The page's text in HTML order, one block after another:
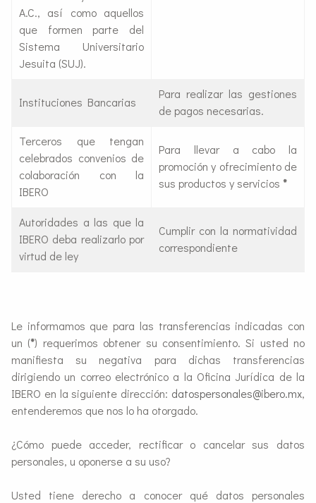
A.C., así como aquellos
que formen parte del
Sistema Universitario
Jesuita (SUJ).
Instituciones Bancarias
Para realizar las gestiones
de pagos necesarias.
Terceros que tengan
celebrados convenios de
colaboración con la
IBERO
Para llevar a cabo la
promoción y ofrecimiento de
sus productos y servicios *
Autoridades a las que la
IBERO deba realizarlo por
virtud de ley
Cumplir con la normatividad
correspondiente
Le informamos que para las transferencias indicadas con
un (*) requerimos obtener su consentimiento. Si usted no
manifiesta su negativa para dichas transferencias
dirigiendo un correo electrónico a la Oficina Jurídica de la
IBERO en la siguiente dirección: datospersonales@ibero.mx,
entenderemos que nos lo ha otorgado.
¿Cómo puede acceder, rectificar o cancelar sus datos
personales, u oponerse a su uso?
Usted tiene derecho a conocer qué datos personales